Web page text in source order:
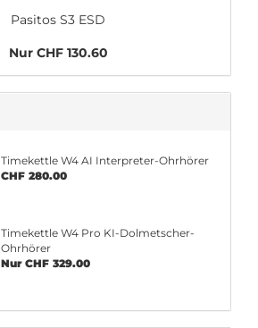
Pasitos S3 ESD
Nur CHF 130.60
Timekettle W4 AI Interpreter-Ohrhörer
CHF 280.00
Timekettle W4 Pro KI-Dolmetscher-
Ohrhörer
Nur CHF 329.00